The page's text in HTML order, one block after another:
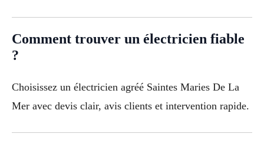
Comment trouver un électricien fiable
?
Choisissez un électricien agréé Saintes Maries De La
Mer avec devis clair, avis clients et intervention rapide.